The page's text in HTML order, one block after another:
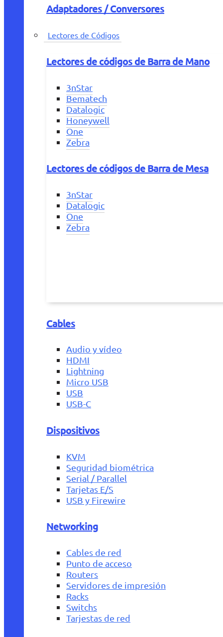
Adaptadores / Conversores
Lectores de Códigos
Lectores de códigos de Barra de Mano
3nStar
Bematech
Datalogic
Honeywell
One
Zebra
Lectores de códigos de Barra de Mesa
3nStar
Datalogic
One
Zebra
Cables
Audio y vídeo
HDMI
Lightning
Micro USB
USB
USB-C
Dispositivos
KVM
Seguridad biométrica
Serial / Parallel
Tarjetas E/S
USB y Firewire
Networking
Cables de red
Punto de acceso
Routers
Servidores de impresión
Racks
Switchs
Tarjestas de red